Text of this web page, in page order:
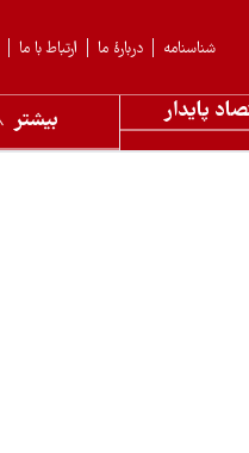
ارتباط با ما دربارهٔ ما شناسنامه
پایدار بیشتر